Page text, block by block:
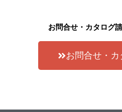
お問合せ・カタログ
お問合せ・